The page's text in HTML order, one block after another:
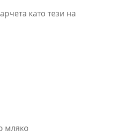
като тези на
мляко